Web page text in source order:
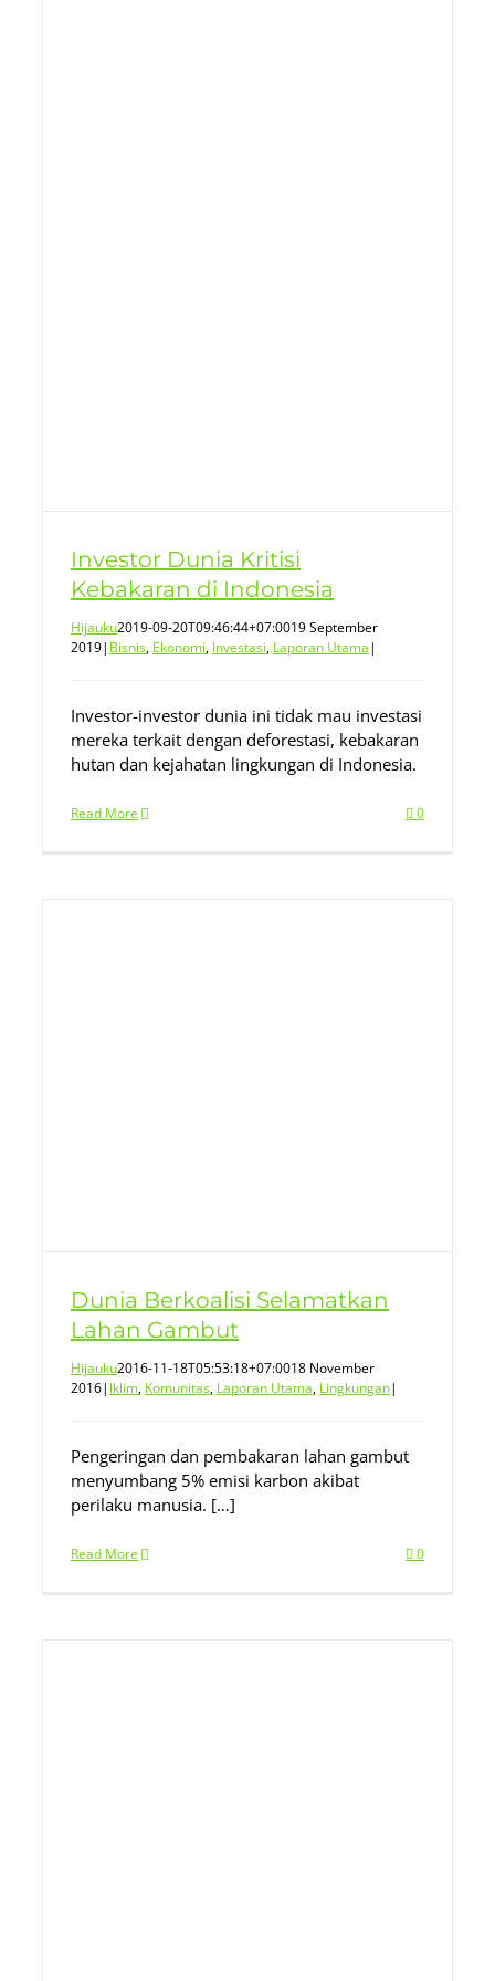
Investor Dunia Kritisi
Kebakaran di Indonesia
Hijauku2019-09-20T09:46:44+07:0019 September
2019| Bisnis, Ekonomi, Investasi, Laporan Utama|
Investor-investor dunia ini tidak mau investasi
mereka terkait dengan deforestasi, kebakaran
hutan dan kejahatan lingkungan di Indonesia.
Read More 0
Dunia Berkoalisi Selamatkan
Lahan Gambut
Hijauku2016-11-18T05:53:18+07:0018 November
2016| Iklim, Komunitas, Laporan Utama, Lingkungan|
Pengeringan dan pembakaran lahan gambut
menyumbang 5% emisi karbon akibat
perilaku manusia. […]
Read More 0